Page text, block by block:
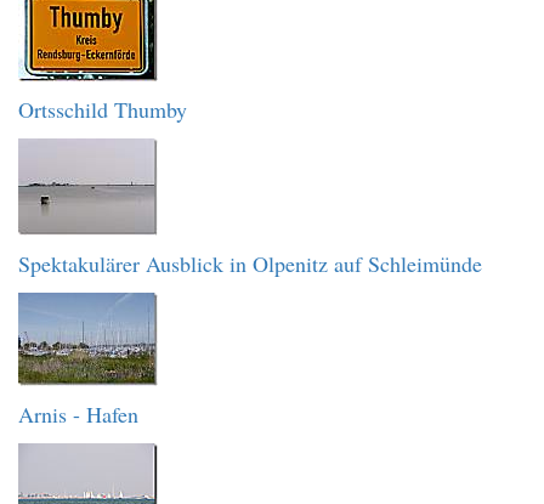
Ortsschild Thumby
Spektakulärer Ausblick in Olpenitz auf Schleimünde
Arnis - Hafen